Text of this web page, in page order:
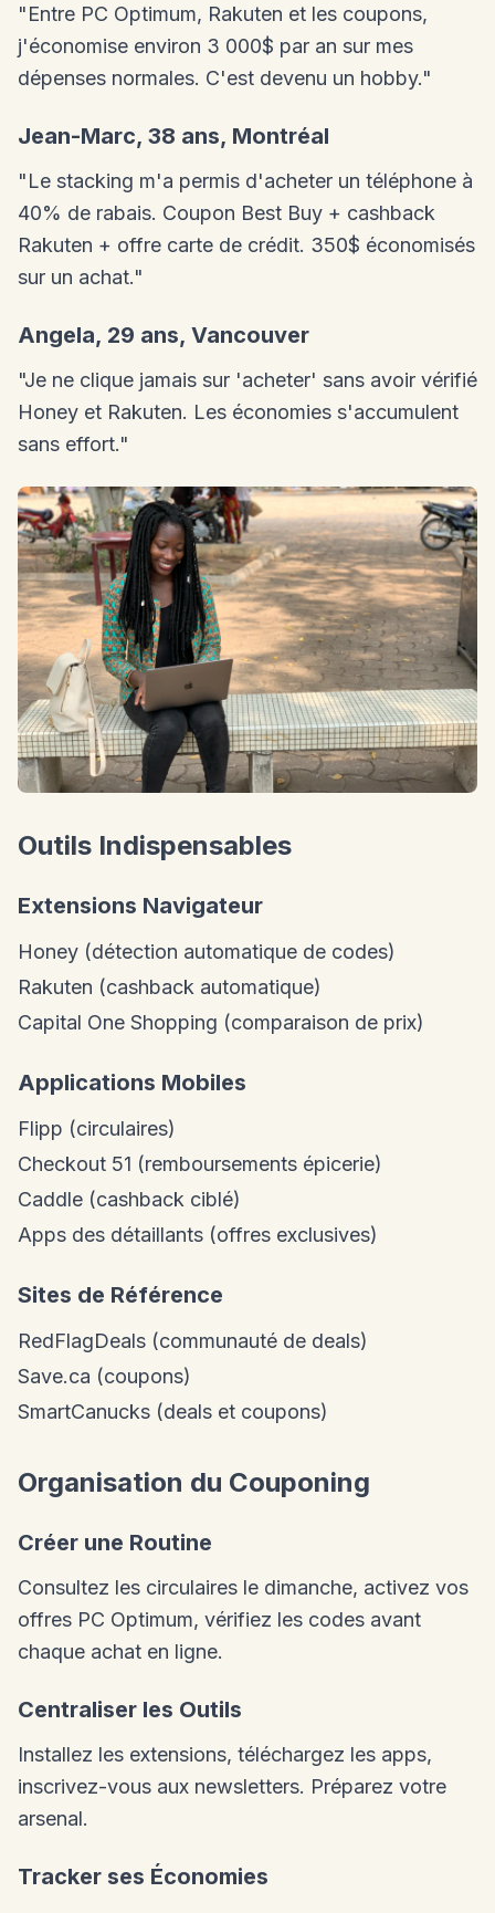
"Entre PC Optimum, Rakuten et les coupons,
j'économise environ 3 000$ par an sur mes
dépenses normales. C'est devenu un hobby."
Jean-Marc, 38 ans, Montréal
"Le stacking m'a permis d'acheter un téléphone à
40% de rabais. Coupon Best Buy + cashback
Rakuten + offre carte de crédit. 350$ économisés
sur un achat."
Angela, 29 ans, Vancouver
"Je ne clique jamais sur 'acheter' sans avoir vérifié
Honey et Rakuten. Les économies s'accumulent
sans effort."
Outils Indispensables
Extensions Navigateur
Honey (détection automatique de codes)
Rakuten (cashback automatique)
Capital One Shopping (comparaison de prix)
Applications Mobiles
Flipp (circulaires)
Checkout 51 (remboursements épicerie)
Caddle (cashback ciblé)
Apps des détaillants (offres exclusives)
Sites de Référence
RedFlagDeals (communauté de deals)
Save.ca (coupons)
SmartCanucks (deals et coupons)
Organisation du Couponing
Créer une Routine
Consultez les circulaires le dimanche, activez vos
offres PC Optimum, vérifiez les codes avant
chaque achat en ligne.
Centraliser les Outils
Installez les extensions, téléchargez les apps,
inscrivez-vous aux newsletters. Préparez votre
arsenal.
Tracker ses Économies